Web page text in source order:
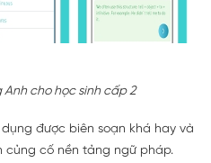
cho học sinh cấp 2
được biên soạn khá hay và
củng cố nền tảng ngữ pháp.